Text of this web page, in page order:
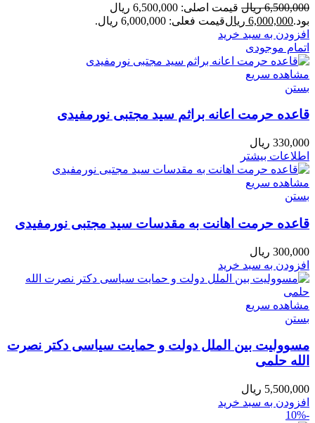
6,500,000 ریال
قیمت اصلی: 6,500,000 ریال
بود.6,000,000 ریالقیمت فعلی: 6,000,000 ریال.
افزودن به سبد خرید
اتمام موجودی
مشاهده سریع
بستن
قاعده حرمت اعانه براثم سید مجتبی نورمفیدی
330,000 ریال
اطلاعات بیشتر
مشاهده سریع
بستن
قاعده حرمت اهانت به مقدسات سید مجتبی نورمفیدی
300,000 ریال
افزودن به سبد خرید
مشاهده سریع
بستن
مسوولیت بین الملل دولت و حمایت سیاسی دکتر نصرت
الله حلمی
5,500,000 ریال
افزودن به سبد خرید
-10%